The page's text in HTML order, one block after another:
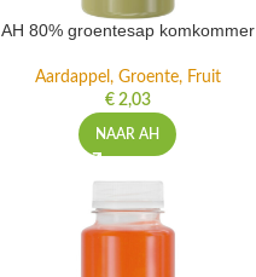
AH 80% groentesap komkommer
Aardappel, Groente, Fruit
€2,03
NAAR AH